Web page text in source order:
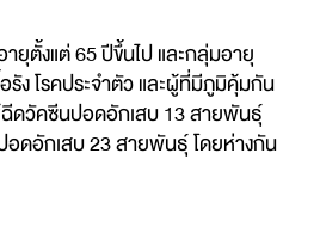
ตั้งแต่ 65 ปีขึ้นไป และกลุ่มอายุ
รัง โรคประจำตัว และผู้ที่มีภูมิคุ้มกัน
ฉีดวัคซีนปอดอักเสบ 13 สายพันธุ์
ดอักเสบ 23 สายพันธุ์ โดยห่างกัน